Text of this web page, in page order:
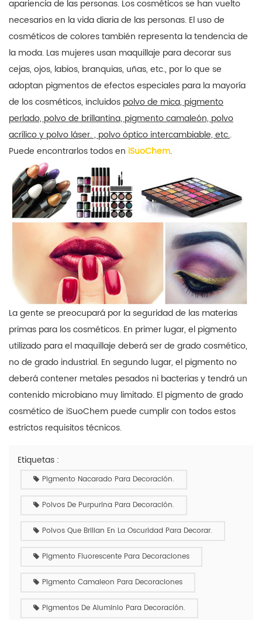
apariencia de las personas. Los cosméticos se han vuelto
necesarios en la vida diaria de las personas. El uso de
cosméticos de colores también representa la tendencia de
la moda. Las mujeres usan maquillaje para decorar sus
cejas, ojos, labios, branquias, uñas, etc., por lo que se
adoptan pigmentos de efectos especiales para la mayoría
de los cosméticos, incluidos polvo de mica, pigmento
perlado, polvo de brillantina, pigmento camaleón, polvo
acrílico y polvo láser. , polvo óptico intercambiable, etc..
Puede encontrarlos todos en iSuoChem.
La gente se preocupará por la seguridad de las materias
primas para los cosméticos. En primer lugar, el pigmento
utilizado para el maquillaje deberá ser de grado cosmético,
no de grado industrial. En segundo lugar, el pigmento no
deberá contener metales pesados ​​ni bacterias y tendrá un
contenido microbiano muy limitado. El pigmento de grado
cosmético de iSuoChem puede cumplir con todos estos
estrictos requisitos técnicos.
Etiquetas :
Pigmento Nacarado Para Decoración.
Polvos De Purpurina Para Decoración.
Polvos Que Brillan En La Oscuridad Para Decorar.
Pigmento Fluorescente Para Decoraciones
Pigmento Camaleon Para Decoraciones
Pigmentos De Aluminio Para Decoración.